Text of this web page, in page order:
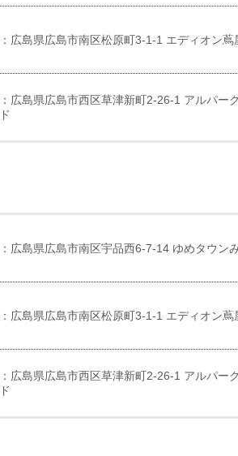
広島県広島市南区松原町3-1-1 エディオン蔦
広島県広島市西区草津新町2-26-1 アルパー
広島県広島市南区宇品西6-7-14 ゆめタウン
広島県広島市南区松原町3-1-1 エディオン蔦
広島県広島市西区草津新町2-26-1 アルパー